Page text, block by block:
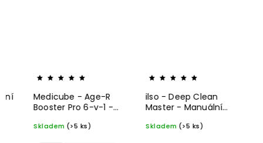
Medicube - Age-R
Booster Pro 6-v-1 -
pevnost, zářivost a
Skladem (>5 ks)
ilso - Deep Clean
Master - Manuální
obličeje
Skladem (>5 ks)